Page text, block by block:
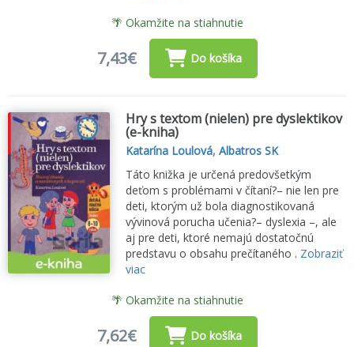
🌴 Okamžite na stiahnutie
7,43€ Do košíka
Hry s textom (nielen) pre dyslektikov
(e-kniha)
Katarína Loulová,Albatros SK
Táto knižka je určená predovšetkým
deťom s problémami v čítaní?– nie len pre
deti, ktorým už bola diagnostikovaná
vývinová porucha učenia?– dyslexia –, ale
aj pre deti, ktoré nemajú dostatočnú
predstavu o obsahu prečítaného . Zobraziť
viac
🌴 Okamžite na stiahnutie
7,62€ Do košíka